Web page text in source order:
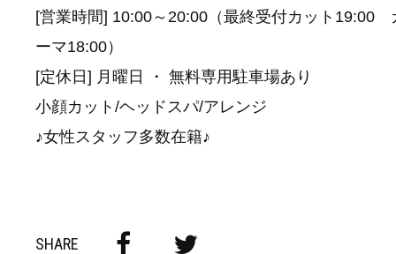
[営業時間] 10:00～20:00（最終受付カット19:00
ーマ18:00）
[定休日] 月曜日 ・ 無料専用駐車場あり
小顔カット/ヘッドスパ/アレンジ
♪女性スタッフ多数在籍♪
SHARE